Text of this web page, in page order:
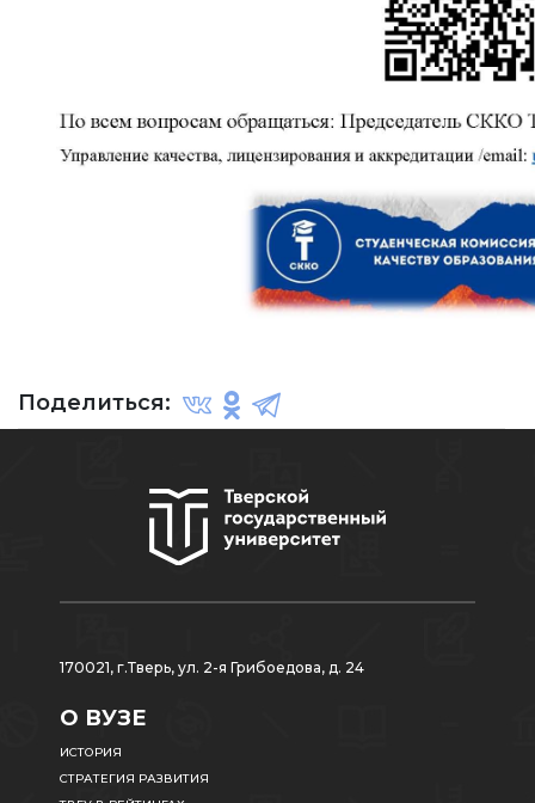
Поделиться:
170021, г.Тверь, ул. 2-я Грибоедова, д. 24
О ВУЗЕ
ИСТОРИЯ
СТРАТЕГИЯ РАЗВИТИЯ